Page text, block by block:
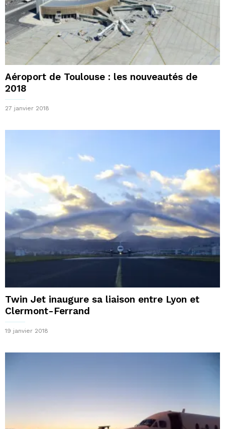
Aéroport de Toulouse : les nouveautés de
2018
27 janvier 2018
Twin Jet inaugure sa liaison entre Lyon et
Clermont-Ferrand
19 janvier 2018